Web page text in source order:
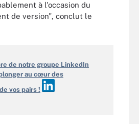
à l'occasion du
de version", conclut le
de notre groupe LinkedIn
au cœur des
vos pairs !